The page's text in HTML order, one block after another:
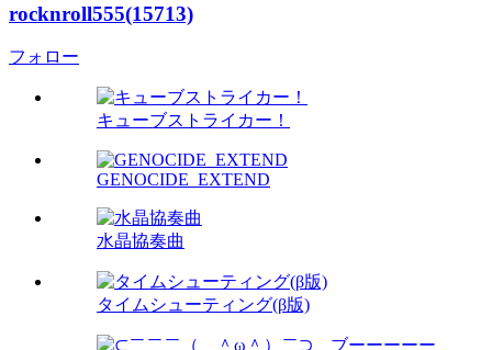
rocknroll555(15713)
フォロー
キューブストライカー！
GENOCIDE_EXTEND
水晶協奏曲
タイムシューティング(β版)